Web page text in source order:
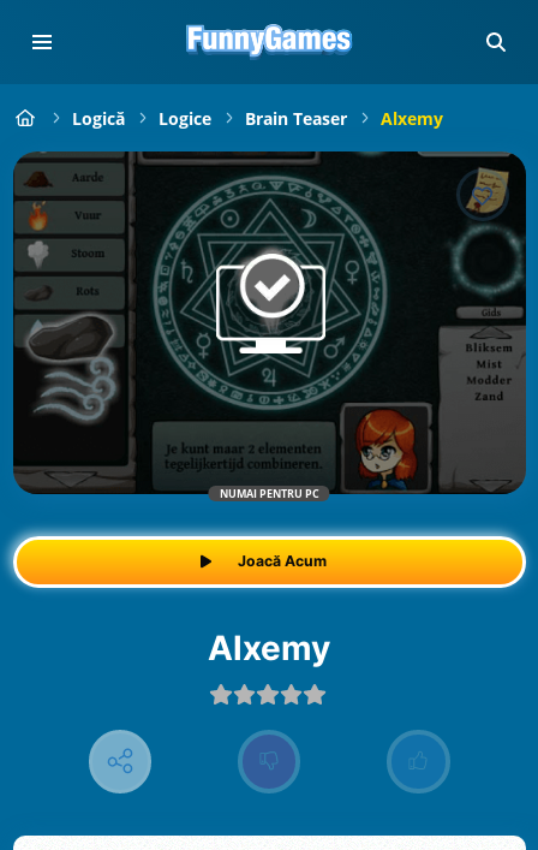
Logică Logice Brain Teaser Alxemy
NUMAI PENTRU PC
Joacă Acum
Alxemy